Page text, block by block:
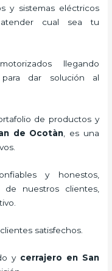
y sistemas eléctricos
cual sea tu
llegando
dar solución al
de productos y
de Ocotàn , es una
y honestos,
nuestros clientes,
satisfechos.
y cerrajero en San